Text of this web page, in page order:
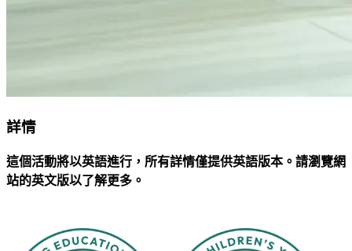
詳情
這個活動將以英語進行，所有詳情僅提供英語版本。請瀏覽網
站的英文版以了解更多。